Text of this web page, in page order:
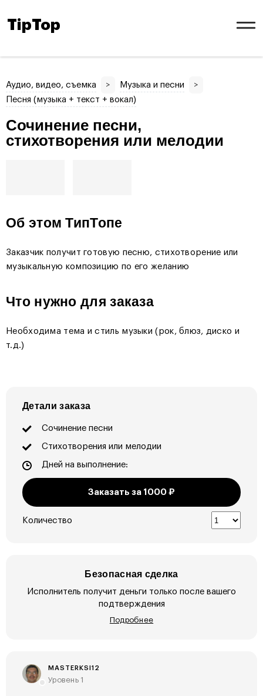
TipTop
Аудио, видео, съемка > Музыка и песни
>
Песня (музыка + текст + вокал)
Сочинение песни,
стихотворения или мелодии
Об этом ТипТопе
Заказчик получит готовую песню, стихотворение или
музыкальную композицию по его желанию
Что нужно для заказа
Необходима тема и стиль музыки (рок, блюз, диско и
т.д.)
Детали заказа
Сочинение песни
Стихотворения или мелодии
Дней на выполнение:
Заказать за 1000 ₽
Количество
Безопасная сделка
Исполнитель получит деньги только после вашего
подтверждения
Подробнее
MASTERKSI12
Уровень 1